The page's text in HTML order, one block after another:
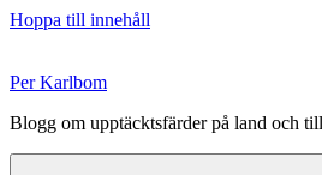
Hoppa till innehåll
Per Karlbom
Blogg om upptäcktsfärder på land och